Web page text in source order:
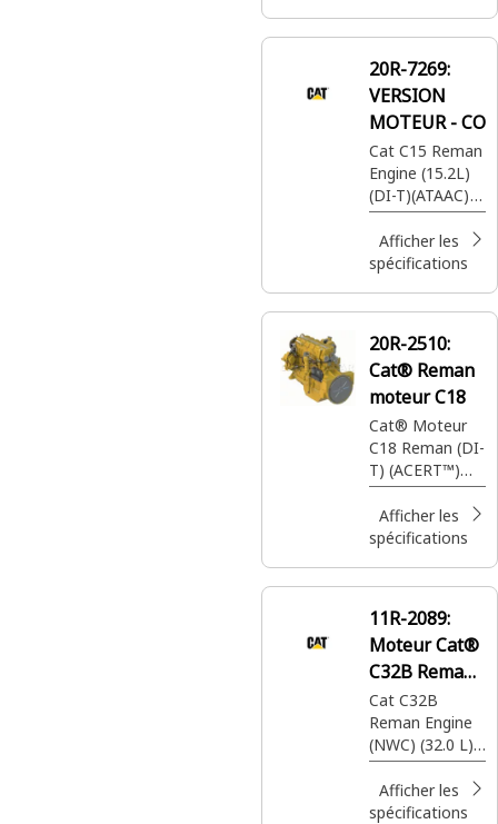
Cat® offrent la
complète que
des pièces
neuves, où et
quand vous en
avez besoin, à
moindre coût.
20R-7269:
VERSION
MOTEUR - CO
Cat C15 Reman
Engine (15.2L)
(DI-T)(ATAAC)
(MEUI)(ADEM
4)(TIER 3
EMISSIONS)
(TRACTOR-
(W/O BRAKE)
(SERVICE
REPLACEMENT
ONLY)
Afficher les
spécifications
20R-2510:
Cat® Reman
moteur C18
Cat® Moteur
C18 Reman (DI-
T) (ACERT™)
(ATTAC) (Tier 3)
Afficher les
spécifications
11R-2089:
Moteur Cat®
C32B Reman
avec noyau
(NWC)
Cat C32B
Reman Engine
(NWC) (32.0 L)
(LRC) (100 Ton
Off Highway
Truck)
Afficher les
spécifications